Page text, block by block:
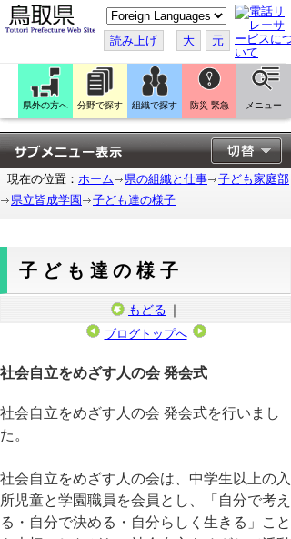
こ
の
ペ
ー
ジ
翻
訳
す
る
読み上げ 大 元
県外の方へ 分野で探す 組織で探す 防災 緊急 メニュー
現在の位置： ホーム 県の組織と仕事
子ども家庭部
県立皆成学園
子ども達の様子
子ども達の様子
もどる ｜
ブログトップへ
社会自立をめざす人の会 発会式
社会自立をめざす人の会 発会式を行いまし
た。
社会自立をめざす人の会は、中学生以上の入
所児童と学園職員を会員とし、「自分で考え
る・自分で決める・自分らしく生きる」こと